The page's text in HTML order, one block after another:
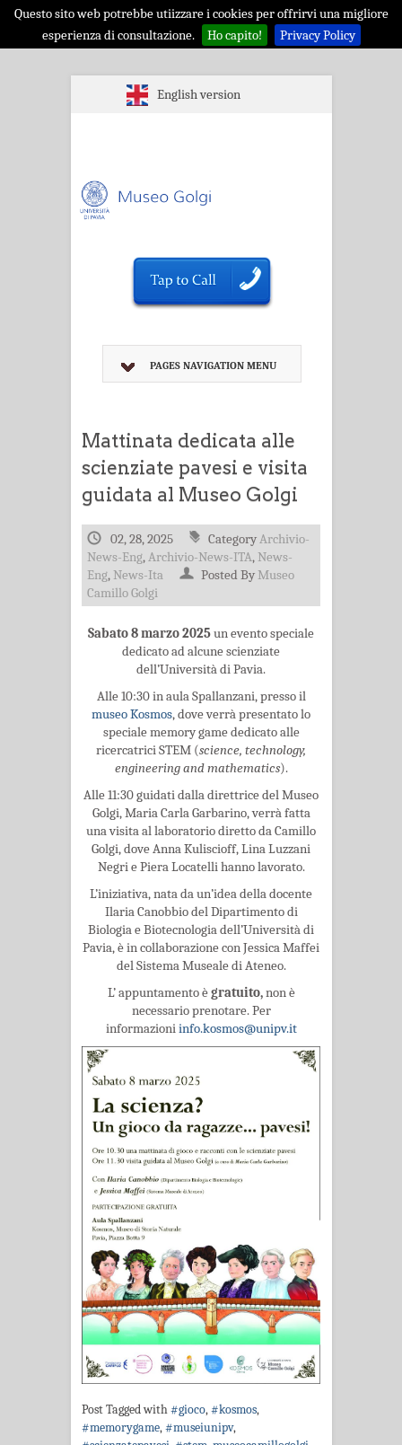
Questo sito web potrebbe utiizzare i cookies per offrirvi una migliore
esperienza di consultazione.
Ho capito! Privacy Policy
English version
PAGES NAVIGATION MENU
Mattinata dedicata alle
scienziate pavesi e visita
guidata al Museo Golgi
02, 28, 2025 CategoryArchivio-
News-Eng,Archivio-News-ITA, News-
Eng, News-Ita Posted By Museo
Camillo Golgi
Sabato 8 marzo 2025un evento speciale
dedicato ad alcune scienziate
dell’Università di Pavia.
Alle 10:30 in aula Spallanzani, presso il
museo Kosmos, dove verrà presentato lo
speciale memory game dedicato alle
ricercatrici STEM (science, technology,
engineering and mathematics).
Alle 11:30 guidati dalla direttrice del Museo
Golgi, Maria Carla Garbarino, verrà fatta
una visita al laboratorio diretto da Camillo
Golgi, dove Anna Kuliscioff, Lina Luzzani
Negri e Piera Locatelli hanno lavorato.
L’iniziativa, nata da un’idea della docente
Ilaria Canobbio del Dipartimento di
Biologia e Biotecnologia dell’Università di
Pavia, è in collaborazione con Jessica Maffei
del Sistema Museale di Ateneo.
L’ appuntamento ègratuito,non è
necessario prenotare. Per
informazioniinfo.kosmos@unipv.it
Post Tagged with#gioco,#kosmos,
#memorygame,#museiunipv,